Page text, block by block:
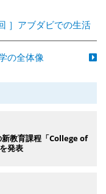
］アブダビでの生活
の全体像
教育課程「College of
発表